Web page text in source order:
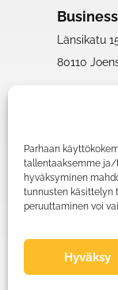
Parhaan
tallentaaksemme ja/
hyväksyminen
tunnusten käsittelyn
peruuttaminen voi
Hyväksy
Länsikatu
80110